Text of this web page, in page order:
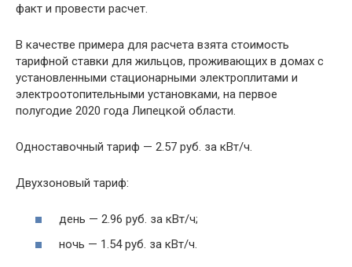
факт и провести расчет.
В качестве примера для расчета взята стоимость
тарифной ставки для жильцов, проживающих в домах с
установленными стационарными электроплитами и
электроотопительными установками, на первое
полугодие 2020 года Липецкой области.
Одноставочный тариф — 2.57 руб. за кВт/ч.
Двухзоновый тариф:
день — 2.96 руб. за кВт/ч;
ночь — 1.54 руб. за кВт/ч.